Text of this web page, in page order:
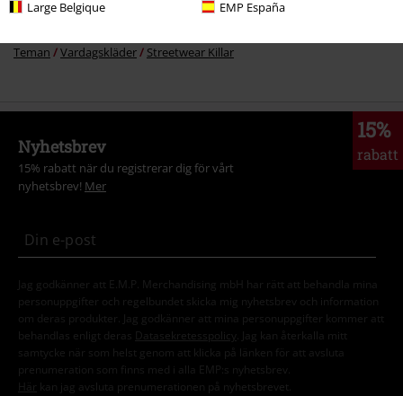
Large Belgique EMP España
Teman Vardagskläder Jackor Bomberjackor
Teman Vardagskläder Streetwear Killar
15%
rabatt
Nyhetsbrev
15% rabatt när du registrerar dig för vårt
nyhetsbrev! Mer
Jag godkänner att E.M.P. Merchandising mbH har rätt att behandla mina
personuppgifter och regelbundet skicka mig nyhetsbrev och information
om deras produkter. Jag godkänner att mina personuppgifter kommer att
behandlas enligt deras
Datasekretesspolicy
. Jag kan återkalla mitt
samtycke när som helst genom att klicka på länken för att avsluta
prenumeration som finns med i alla EMP:s nyhetsbrev.
Här kan jag avsluta prenumerationen på nyhetsbrevet.